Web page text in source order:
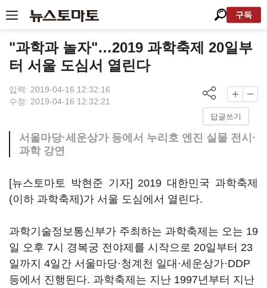
구독
"과학과 놀자"…2019 과학축제 20일부
터 서울 도심서 열린다
입력: 2019-04-16 12:32:16
수정: 2019-04-16 12:32:21
답글쓰기
서울마당·세운상가 등에서 누리호 엔진 실물 전시·
과학 강연
[뉴스토마토 박현준 기자] 2019 대한민국 과학축제
(이하 과학축제)가 서울 도심에서 열린다.
과학기술정보통신부가 주최하는 과학축제는 오는 19
일 오후 7시 경복궁 전야제를 시작으로 20일부터 23
일까지 4일간 서울마당·청계천 일대·세운상가·DDP
등에서 진행된다. 과학축제는 지난 1997년부터 지난